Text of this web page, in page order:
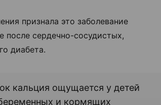
признала это заболевание
после сердечно-сосудистых,
диабета.
кальция ощущается у детей
и кормящих